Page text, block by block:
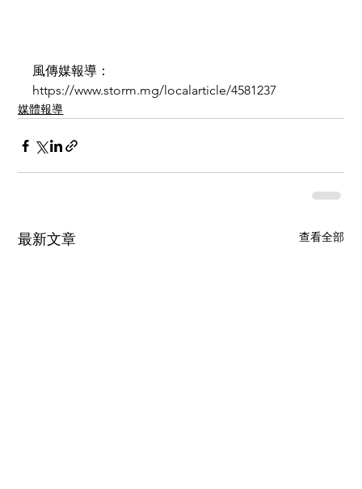
風傳媒報導：
https://www.storm.mg/localarticle/4581237
媒體報導
最新文章 查看全部